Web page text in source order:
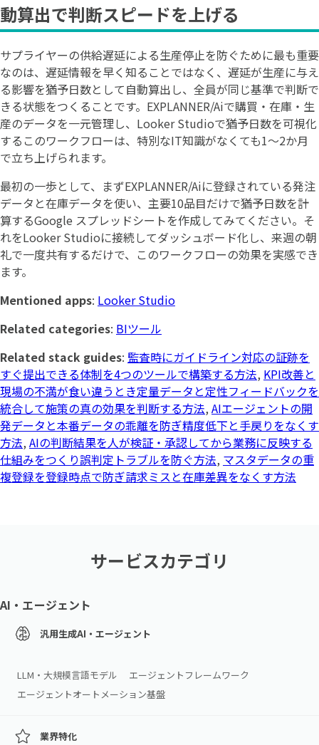
動算出で判断スピードを上げる
サプライヤーの供給遅延による生産停止を防ぐために最も重要
なのは、遅延情報を早く知ることではなく、遅延が生産に与え
る影響を猶予日数として自動算出し、全員が同じ基準で判断で
きる状態をつくることです。EXPLANNER/Aiで購買・在庫・生
産のデータを一元管理し、Looker Studioで猶予日数を可視化
するこのワークフローは、特別なIT知識がなくても1〜2か月
で立ち上げられます。
最初の一歩として、まずEXPLANNER/Aiに登録されている発注
データと在庫データを使い、主要10品目だけで猶予日数を計
算するGoogle スプレッドシートを作成してみてください。そ
れをLooker Studioに接続してダッシュボード化し、来週の朝
礼で一度共有するだけで、このワークフローの効果を実感でき
ます。
Mentioned apps: Looker Studio
Related categories: BIツール
Related stack guides: 監査時にガイドライン対応の証跡を
すぐ提出できる体制を4つのツールで構築する方法, KPI改善と
現場の不満が食い違うとき定量データと定性フィードバックを
統合して施策の真の効果を判断する方法, AIエージェントの開
発データと本番データの乖離を防ぎ精度低下と手戻りをなくす
方法, AIの判断結果を人が検証・承認してから業務に反映する
仕組みをつくり誤判定トラブルを防ぐ方法, マスタデータの重
複登録を登録時点で防ぎ請求ミスと在庫差異をなくす方法
サービスカテゴリ
AI・エージェント
汎用生成AI・エージェント
LLM・大規模言語モデル
エージェントフレームワーク
エージェントオートメーション基盤
業界特化